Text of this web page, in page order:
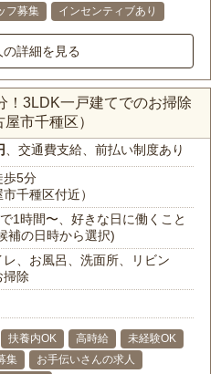
フ募集 インセンティブあり
の詳細を見る
！3LDK一戸建てでのお掃除
市千種区）
、交通費支給、前払い制度あり
歩5分
千種区付近）
1時間〜、好きな日に働くこと
補の日時から選択)
、お風呂、洗面所、リビン
掃除
扶養内OK 高時給
未経験OK
集
お手伝いさんの求人